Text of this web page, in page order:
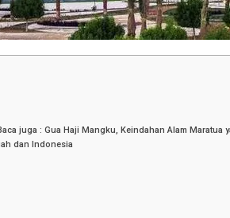
juga : Gua Haji Mangku, Keindahan Alam Maratua
dan Indonesia